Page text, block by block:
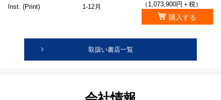
Inst. (Print) 1-12月 （1,073,900円＋税）
購入する
取扱い書店一覧